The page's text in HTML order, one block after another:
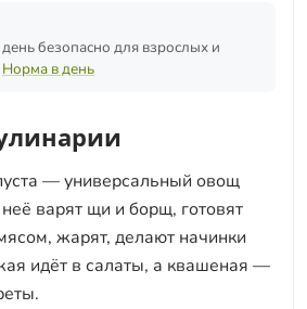
безопасно для взрослых и
Норма в день
— универсальный овощ
варят щи и борщ, готовят
жарят, делают начинки
идёт в салаты, а квашеная —